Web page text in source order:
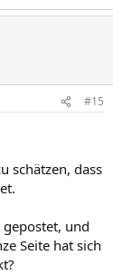
#15
schätzen, dass
und
Seite hat sich